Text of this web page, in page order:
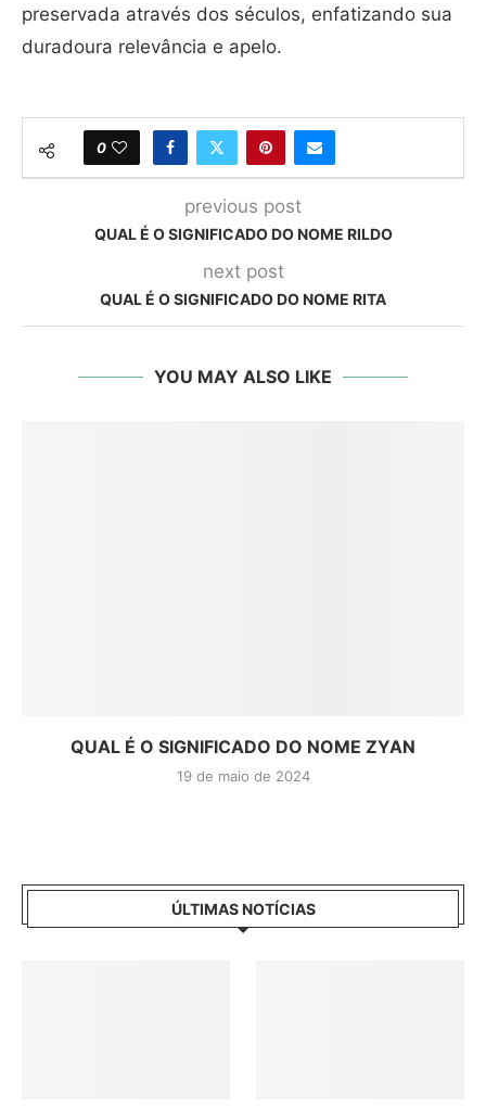
preservada através dos séculos, enfatizando sua
duradoura relevância e apelo.
0
previous post
QUAL É O SIGNIFICADO DO NOME RILDO
next post
QUAL É O SIGNIFICADO DO NOME RITA
YOU MAY ALSO LIKE
QUAL É O SIGNIFICADO DO NOME ZYAN
19 de maio de 2024
ÚLTIMAS NOTÍCIAS